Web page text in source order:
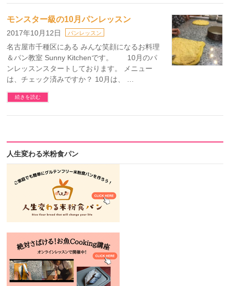
モンスター級の10月パンレッスン
2017年10月12日 パンレッスン
名古屋市千種区にある みんな笑顔になるお料理
＆パン教室 Sunny Kitchenです。 10月のパ
ンレッスンスタートしております。 メニュー
は、チェック済みですか？ 10月は、 …
続きを読む
人生変わる米粉食パン